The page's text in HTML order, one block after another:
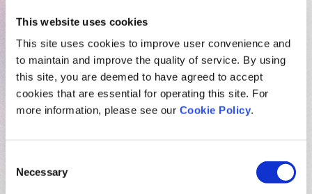
This website uses cookies
This site uses cookies to improve user convenience and
to maintain and improve the quality of service. By using
this site, you are deemed to have agreed to accept
cookies that are essential for operating this site. For
more information, please see our Cookie Policy.
Selection
Necessary
“未来の仲間”と紡ぐ特別な日
採用
2025.11.27